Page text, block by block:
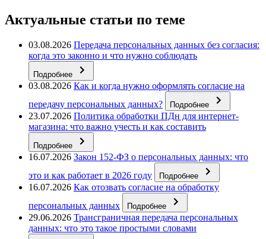
Актуальные статьи по теме
03.08.2026 Передача персональных данных без согласия:
когда это законно и что нужно соблюдать
Подробнее
03.08.2026 Как и когда нужно оформлять согласие на
передачу персональных данных?
Подробнее
23.07.2026 Политика обработки ПДн для интернет-
магазина: что важно учесть и как составить
Подробнее
16.07.2026 Закон 152-ФЗ о персональных данных: что
это и как работает в 2026 году
Подробнее
16.07.2026 Как отозвать согласие на обработку
персональных данных
Подробнее
29.06.2026 Трансграничная передача персональных
данных: что это такое простыми словами